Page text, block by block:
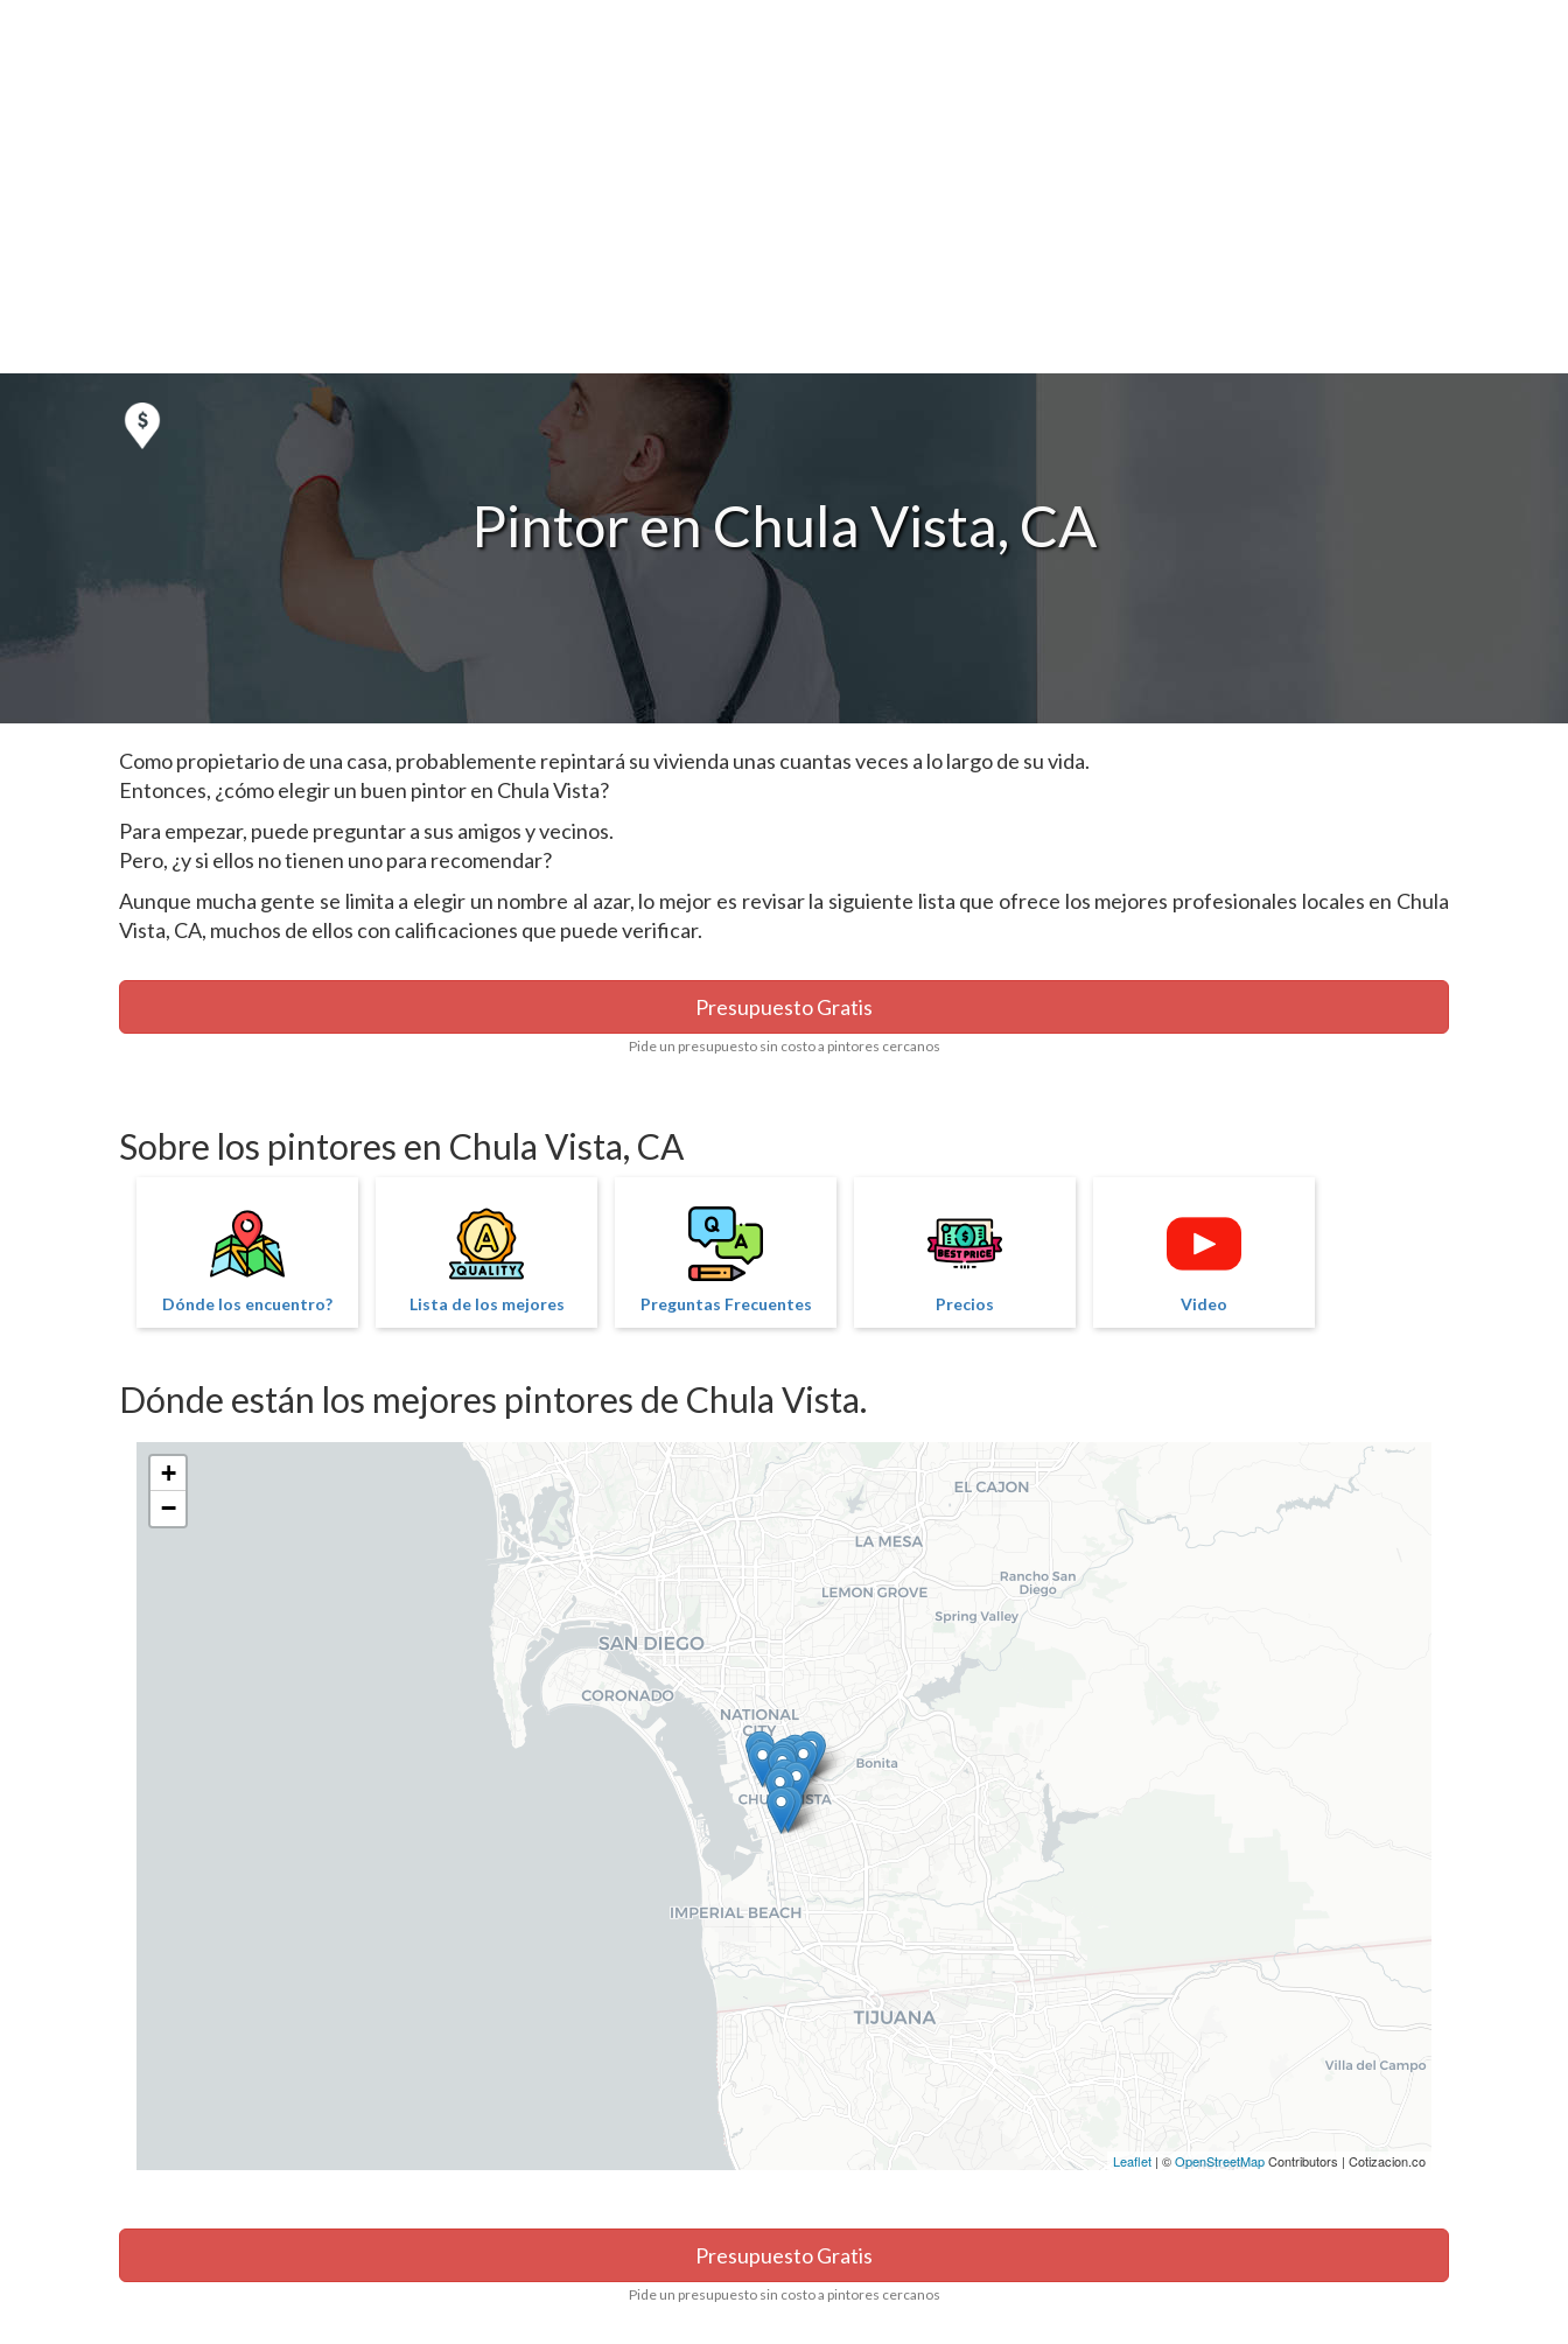
Pintor en Chula Vista, CA
Como propietario de una casa, probablemente repintará su vivienda unas cuantas veces a lo largo de su vida.
Entonces, ¿cómo elegir un buen pintor en Chula Vista?
Para empezar, puede preguntar a sus amigos y vecinos.
Pero, ¿y si ellos no tienen uno para recomendar?
Aunque mucha gente se limita a elegir un nombre al azar, lo mejor es revisar la siguiente lista que ofrece los mejores profesionales locales en Chula
Vista, CA, muchos de ellos con calificaciones que puede verificar.
Presupuesto Gratis
Pide un presupuesto sin costo a pintores cercanos
Sobre los pintores en Chula Vista, CA
Dónde los encuentro? Lista de los mejores Preguntas Frecuentes Precios Video
Dónde están los mejores pintores de Chula Vista.
+
−
Leaflet | ©OpenStreetMapContributors | Cotizacion.co
Presupuesto Gratis
Pide un presupuesto sin costo a pintores cercanos